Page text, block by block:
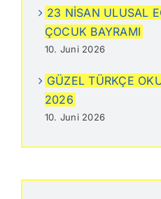
23 NİSAN ULUSAL
ÇOCUK BAYRAMI
10. Juni 2026
GÜZEL TÜRKÇE
2026
10. Juni 2026